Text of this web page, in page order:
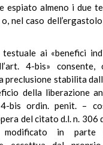
espiato almeno i due
nel caso
ai «benefici
4-bis» consente,
preclusione stabilita
della liberazione
bis ordin. penit. –
del citato d.l. n. 306
in parte